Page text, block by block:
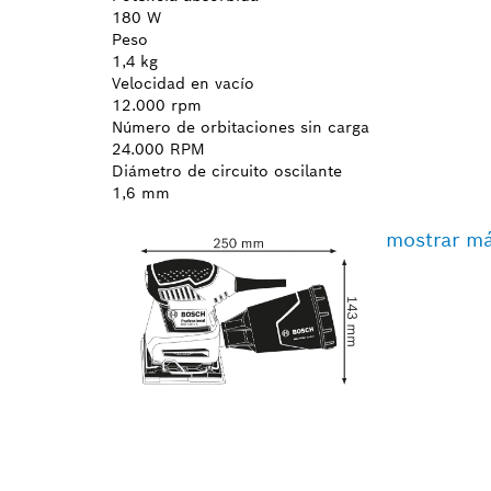
180 W
Peso
1,4 kg
Velocidad en vacío
12.000 rpm
Número de orbitaciones sin carga
24.000 RPM
Diámetro de circuito oscilante
1,6 mm
mostrar